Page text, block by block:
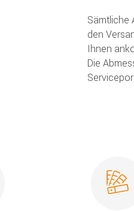
Sämtliche
den
Ihnen
Die